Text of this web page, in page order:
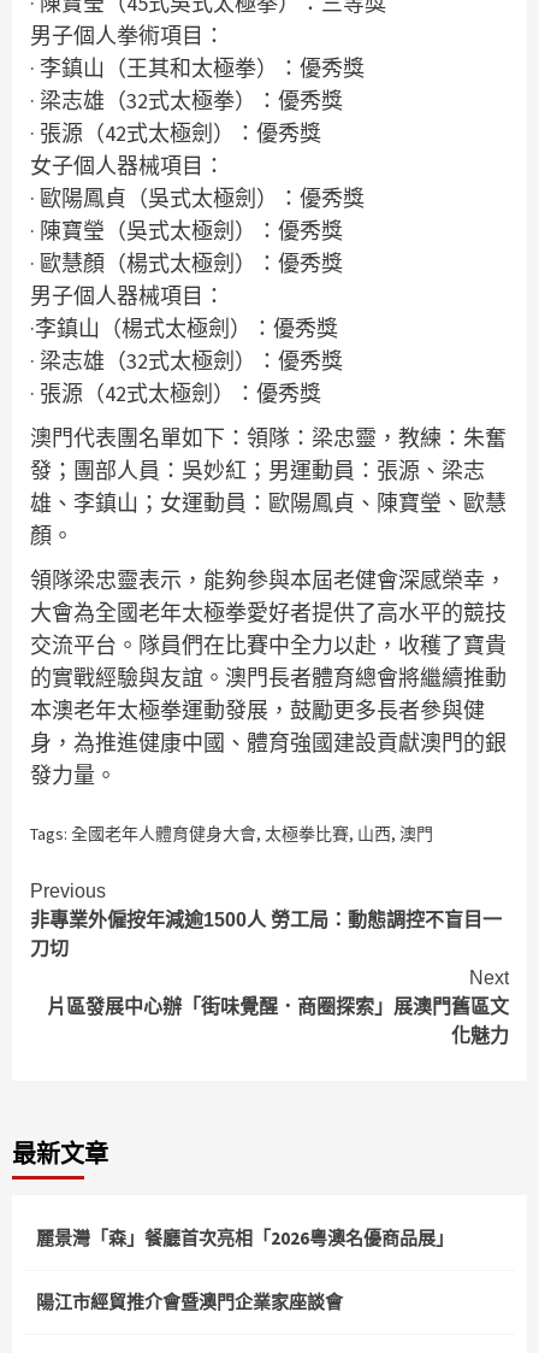
男子個人拳術項目：
· 李鎮山（王其和太極拳）：優秀獎
· 梁志雄（32式太極拳）：優秀獎
· 張源（42式太極劍）：優秀獎
女子個人器械項目：
· 歐陽鳳貞（吳式太極劍）：優秀獎
· 陳寶瑩（吳式太極劍）：優秀獎
· 歐慧顏（楊式太極劍）：優秀獎
男子個人器械項目：
·李鎮山（楊式太極劍）：優秀獎
· 梁志雄（32式太極劍）：優秀獎
· 張源（42式太極劍）：優秀獎
澳門代表團名單如下：領隊：梁忠靈，教練：朱奮
發；團部人員：吳妙紅；男運動員：張源、梁志
雄、李鎮山；女運動員：歐陽鳳貞、陳寶瑩、歐慧
顏。
領隊梁忠靈表示，能夠參與本屆老健會深感榮幸，
大會為全國老年太極拳愛好者提供了高水平的競技
交流平台。隊員們在比賽中全力以赴，收穫了寶貴
的實戰經驗與友誼。澳門長者體育總會將繼續推動
本澳老年太極拳運動發展，鼓勵更多長者參與健
身，為推進健康中國、體育強國建設貢獻澳門的銀
發力量。
Tags: 全國老年人體育健身大會, 太極拳比賽, 山西, 澳門
Continue
Reading
Previous
非專業外僱按年減逾1500人 勞工局：動態調控不盲目一
刀切
Next
片區發展中心辦「街味覺醒．商圈探索」展澳門舊區文
化魅力
最新文章
麗景灣「森」餐廳首次亮相「2026粵澳名優商品展」
陽江市經貿推介會暨澳門企業家座談會